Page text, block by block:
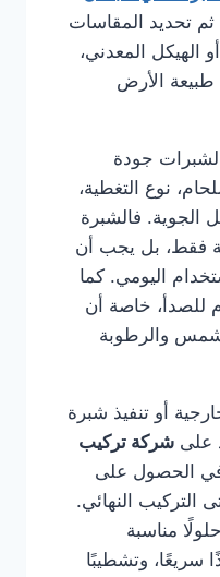
ثم تحديد المقاسات
الهيكل المعدني،
الأرض
جودة
نوع التغطية،
الجوية. فالشبرة
فقط، بل يجب أن
اليومي. كما
للصدأ، خاصة أن
والرطوبة
أو تنفيذ شبرة
على شركة تركيب
الحصول على
التركيب النهائي.
مناسبة
سريعًا، وتشطيبًا